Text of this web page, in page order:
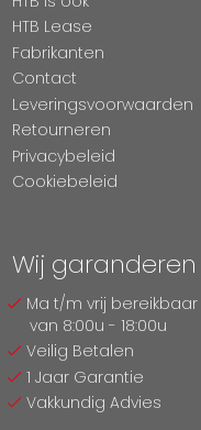
HTB Lease
Fabrikanten
Contact
Leveringsvoorwaarden
Retourneren
Privacybeleid
Cookiebeleid
Wij garanderen
Ma t/m vrij bereikbaar
van 8:00u - 18:00u
Veilig Betalen
1 Jaar Garantie
Vakkundig Advies